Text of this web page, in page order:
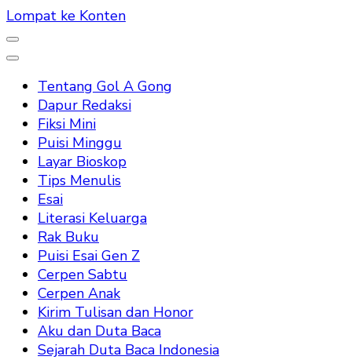
Lompat ke Konten
Tentang Gol A Gong
Dapur Redaksi
Fiksi Mini
Puisi Minggu
Layar Bioskop
Tips Menulis
Esai
Literasi Keluarga
Rak Buku
Puisi Esai Gen Z
Cerpen Sabtu
Cerpen Anak
Kirim Tulisan dan Honor
Aku dan Duta Baca
Sejarah Duta Baca Indonesia